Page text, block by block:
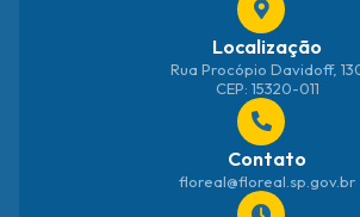
Localização
Rua Procópio Davidoff,
CEP: 15320-011
Contato
floreal@floreal.sp.gov.br